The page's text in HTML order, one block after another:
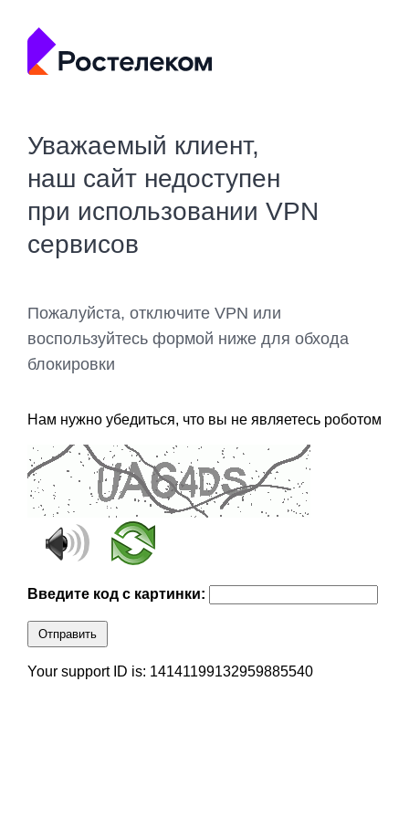
Уважаемый клиент,
наш сайт недоступен
при использовании VPN
сервисов
Пожалуйста, отключите VPN или
воспользуйтесь формой ниже для обхода
блокировки
Нам нужно убедиться, что вы не являетесь роботом
Введите код с картинки:
Отправить
Your support ID is: 14141199132959885540